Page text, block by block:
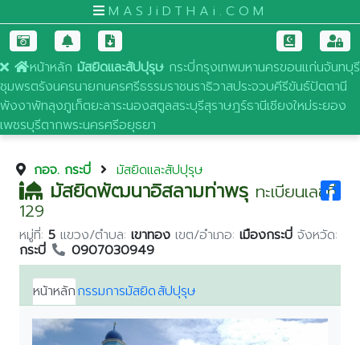
MASJiDTHAi.COM
หน้าหลัก มัสยิดและสัปปุรุษ กระบี่กรุงเทพมหานครขอนแก่นจันทบุรี
ชุมพรตรังนครนายกนครศรีธรรมราชนราธิวาสประจวบคีรีขันธ์ปัตตานี
พังงาพัทลุงภูเก็ตยะลาระนองสตูลสระบุรีสุราษฎร์ธานีเชียงใหม่ระยอง
เพชรบุรีตากพระนครศรีอยุธยา
กอจ. กระบี่ มัสยิดและสัปปุรุษ
มัสยิดพัฒนาอิสลามท่าพรุ ทะเบียนเลขที่:
129
หมู่ที่: 5 แขวง/ตำบล: เขาทอง เขต/อำเภอ: เมืองกระบี่ จังหวัด:
กระบี่ 0907030949
หน้าหลักกรรมการมัสยิดสัปปุรุษ